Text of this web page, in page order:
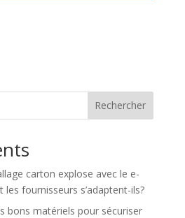
Rechercher
carton explose avec le e-
fournisseurs s’adaptent-ils?
bons matériels pour sécuriser